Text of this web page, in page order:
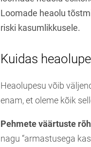
Loomade heaolu
riski kasumlikkusele.
Kuidas
Heaolupesu võib
enam, et oleme kõik
Pehmete väärtuste
nagu “armastusega